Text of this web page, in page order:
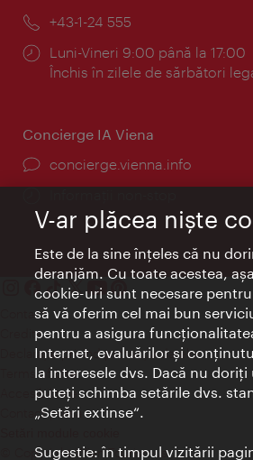
Telefon:
+43-1-24 555
Program:
Luni-Vineri 9:00 până la 17:00
Închis în zilele de sărbători
Concierge IA Viena
concierge.vienna.info
Contact
Credits
Declaraţie privind protecţia datelor
Terms of Use
Accesibilitate
Contact presa
© Copyright Wien Tourismus
V-ar plăcea nişte
Este de la sine înţeles că nu
deranjăm. Cu toate acestea,
cookie-uri sunt necesare
să vă oferim cel mai bun
pentru a asigura
Internet, evaluărilor şi
la interesele dvs. Dacă nu doriţi
puteţi schimba setările dvs.
„Setări extinse“.
Sugestie: în timpul vizitării